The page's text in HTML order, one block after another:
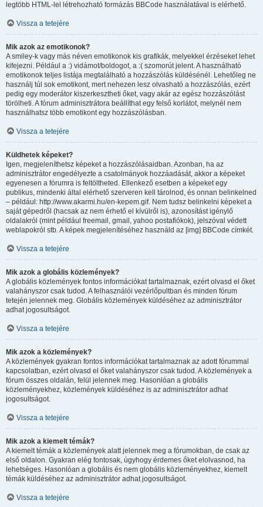
legtöbb HTML-lel létrehozható formázás BBCode használatával is elérhető.
Vissza a tetejére
Mik azok az emotikonok?
A smiley-k vagy más néven emotikonok kis grafikák, melyekkel érzéseket lehet
kifejezni. Például a :) vidámot/boldogot, a :( szomorút jelent. A használható
emotikonok teljes listája megtalálható a hozzászólás küldésénél. Lehetőleg ne
használj túl sok emotikont, mert nehezen lesz olvasható a hozzászólás, ezért
pedig egy moderátor kiszerkesztheti őket, vagy akár az egész hozzászólást
törölheti. A fórum adminisztrátora beállíthat egy felső korlátot, melynél nem
használhatsz több emotikont egy hozzászólásban.
Vissza a tetejére
Küldhetek képeket?
Igen, megjeleníthetsz képeket a hozzászólásaidban. Azonban, ha az
adminisztrátor engedélyezte a csatolmányok hozzáadását, akkor a képeket
egyenesen a fórumra is feltöltheted. Ellenkező esetben a képeket egy
publikus, mindenki által elérhető szerveren kell tárolnod, és onnan belinkelned
– például: http://www.akarmi.hu/en-kepem.gif. Nem tudsz belinkelni képeket a
saját gépedről (hacsak az nem érhető el kívülről is), azonosítást igénylő
oldalakról (mint például freemail, gmail, yahoo postafiókok), jelszóval védett
weblapokról stb. A képek megjelenítéséhez használd az [img] BBCode címkét.
Vissza a tetejére
Mik azok a globális közlemények?
A globális közlemények fontos információkat tartalmaznak, ezért olvasd el őket
valahányszor csak tudod. A felhasználói vezérlőpultban és minden fórum
tetején jelennek meg. Globális közlemények küldéséhez az adminisztrátor
adhat jogosultságot.
Vissza a tetejére
Mik azok a közlemények?
A közlemények gyakran fontos információkat tartalmaznak az adott fórummal
kapcsolatban, ezért olvasd el őket valahányszor csak tudod. A közlemények a
fórum összes oldalán, felül jelennek meg. Hasonlóan a globális
közleményekhez, közlemények küldéséhez is az adminisztrátor adhat
jogosultságot.
Vissza a tetejére
Mik azok a kiemelt témák?
A kiemelt témák a közlemények alatt jelennek meg a fórumokban, de csak az
első oldalon. Gyakran elég fontosak, úgyhogy érdemes őket elolvasnod, ha
lehetséges. Hasonlóan a globális és nem globális közleményekhez, kiemelt
témák küldéséhez az adminisztrátor adhat jogosultságot.
Vissza a tetejére